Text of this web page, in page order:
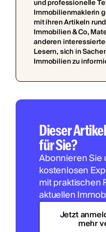
Dieser
für Sie?
Abonnieren Sie
kostenlosen
mit praktischen
aktuellen
Jetzt
mehr
und professionelle
Immobilienmaklerin
mit ihren Artikeln
Immobilien & Co,
anderen
Lesern, sich in
Immobilien zu